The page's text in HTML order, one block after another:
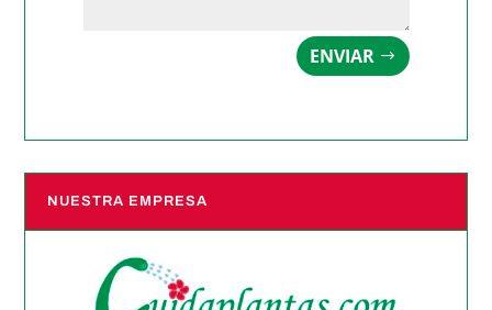
ENVIAR
NUESTRA EMPRESA